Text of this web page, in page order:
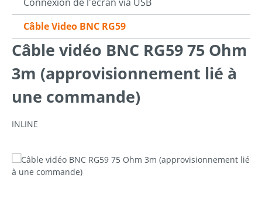
Câble Video BNC RG59
Câble vidéo BNC RG59 75 Ohm
3m (approvisionnement lié à
une commande)
INLINE
Ignorer la galerie d'images